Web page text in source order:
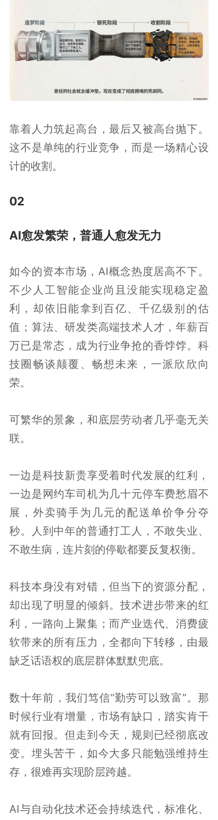
靠着人力筑起高台，最后又被高台抛下。
这不是单纯的行业竞争，而是一场精心设
计的收割。
02
AI愈发繁荣，普通人愈发无力
如今的资本市场，AI概念热度居高不下。
不少人工智能企业尚且没能实现稳定盈
利，却依旧能拿到百亿、千亿级别的估
值；算法、研发类高端技术人才，年薪百
万已是常态，成为行业争抢的香饽饽。科
技圈畅谈颠覆、畅想未来，一派欣欣向
荣。
可繁华的景象，和底层劳动者几乎毫无关
联。
一边是科技新贵享受着时代发展的红利，
一边是网约车司机为几十元停车费愁眉不
展，外卖骑手为几元的配送单价争分夺
秒。人到中年的普通打工人，不敢失业、
不敢生病，连片刻的停歇都要反复权衡。
科技本身没有对错，但当下的资源分配，
却出现了明显的倾斜。技术进步带来的红
利，一路向上聚集；而产业迭代、消费疲
软带来的所有压力，全都向下转移，由最
缺乏话语权的底层群体默默兜底。
数十年前，我们笃信“勤劳可以致富”。那
时候行业有增量，市场有缺口，踏实肯干
就有回报。但走到今天，规则已经彻底改
变。埋头苦干，如今大多只能勉强维持生
存，很难再实现阶层跨越。
AI与自动化技术还会持续迭代，标准化、